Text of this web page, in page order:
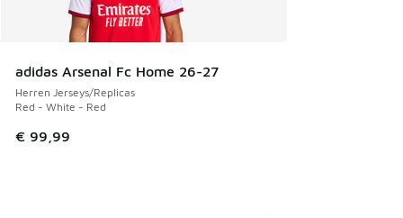
adidas Arsenal Fc Home 26-27
Herren Jerseys/Replicas
Red - White - Red
€ 99,99